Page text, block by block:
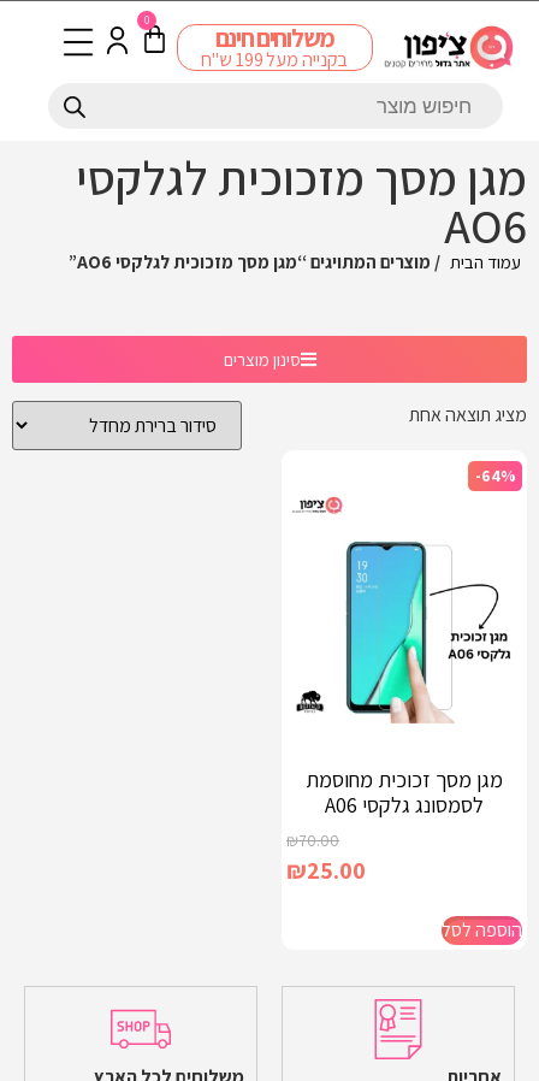
משלוחים חינם
בקנייה מעל 199 ש"ח
0
מגן מסך מזכוכית לגלקסי
AO6
עמוד הבית / מוצרים המתויגים “מגן מסך מזכוכית לגלקסי AO6”
סינון מוצרים
מציג תוצאה אחת
-64%
מגן מסך זכוכית מחוסמת
לסמסונג גלקסי A06
₪70.00
₪25.00
הוספה לסל